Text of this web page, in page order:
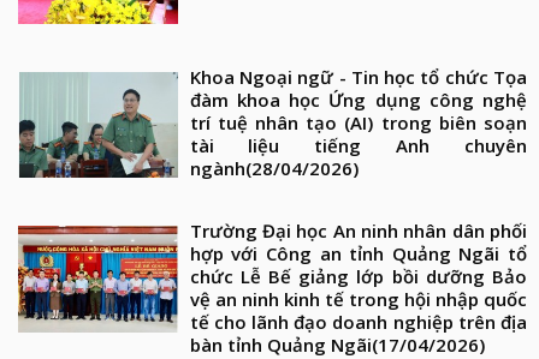
Khoa Ngoại ngữ - Tin học tổ chức Tọa
đàm khoa học Ứng dụng công nghệ
trí tuệ nhân tạo (AI) trong biên soạn
tài liệu tiếng Anh chuyên
ngành(28/04/2026)
Trường Đại học An ninh nhân dân phối
hợp với Công an tỉnh Quảng Ngãi tổ
chức Lễ Bế giảng lớp bồi dưỡng Bảo
vệ an ninh kinh tế trong hội nhập quốc
tế cho lãnh đạo doanh nghiệp trên địa
bàn tỉnh Quảng Ngãi(17/04/2026)